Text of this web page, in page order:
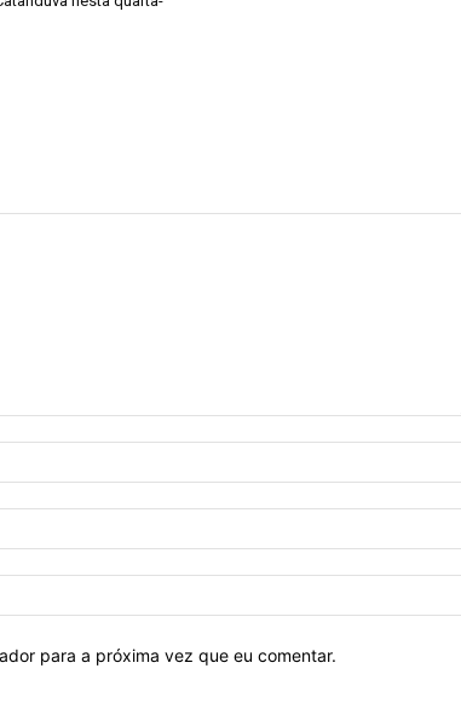
para a próxima vez que eu comentar.